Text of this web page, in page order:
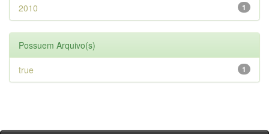
1
2010
Possuem Arquivo(s)
1
true